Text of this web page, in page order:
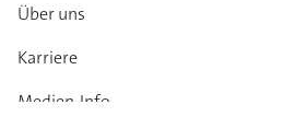
Über uns
Karriere
Medien-Info